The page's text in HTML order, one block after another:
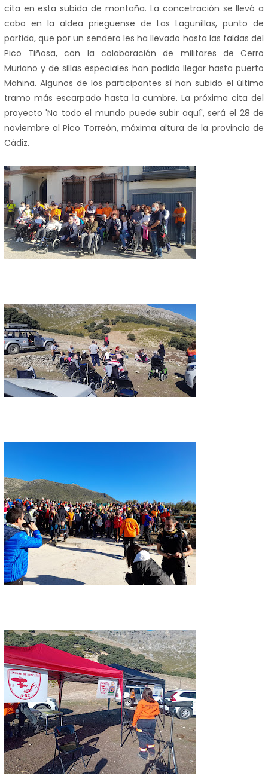
cita en esta subida de montaña. La concetración se llevó a
cabo en la aldea prieguense de Las Lagunillas, punto de
partida, que por un sendero les ha llevado hasta las faldas del
Pico Tiñosa, con la colaboración de militares de Cerro
Muriano y de sillas especiales han podido llegar hasta puerto
Mahina. Algunos de los participantes sí han subido el último
tramo más escarpado hasta la cumbre. La próxima cita del
proyecto 'No todo el mundo puede subir aquí', será el 28 de
noviembre al Pico Torreón, máxima altura de la provincia de
Cádiz.